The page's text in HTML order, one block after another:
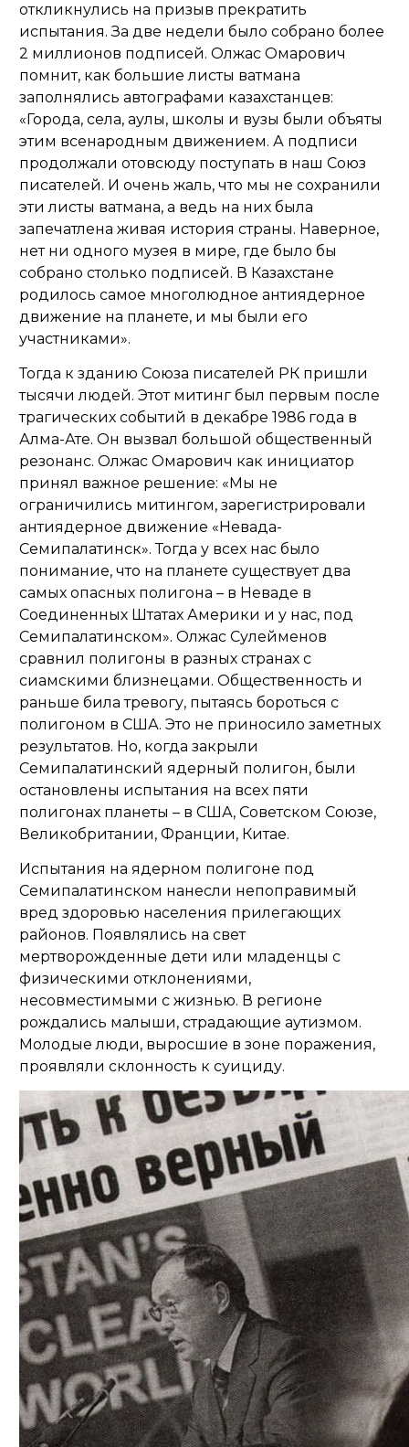
откликнулись на призыв прекратить
испытания. За две недели было собрано более
2 миллионов подписей. Олжас Омарович
помнит, как большие листы ватмана
заполнялись автографами казахстанцев:
«Города, села, аулы, школы и вузы были объяты
этим всенародным движением. А подписи
продолжали отовсюду поступать в наш Союз
писателей. И очень жаль, что мы не сохранили
эти листы ватмана, а ведь на них была
запечатлена живая история страны. Наверное,
нет ни одного музея в мире, где было бы
собрано столько подписей. В Казахстане
родилось самое многолюдное антиядерное
движение на планете, и мы были его
участниками».
Тогда к зданию Союза писателей РК пришли
тысячи людей. Этот митинг был первым после
трагических событий в декабре 1986 года в
Алма-Ате. Он вызвал большой общественный
резонанс. Олжас Омарович как инициатор
принял важное решение: «Мы не
ограничились митингом, зарегистрировали
антиядерное движение «Невада-
Семипалатинск». Тогда у всех нас было
понимание, что на планете существует два
самых опасных полигона – в Неваде в
Соединенных Штатах Америки и у нас, под
Семипалатинском». Олжас Сулейменов
сравнил полигоны в разных странах с
сиамскими близнецами. Общественность и
раньше била тревогу, пытаясь бороться с
полигоном в США. Это не приносило заметных
результатов. Но, когда закрыли
Семипалатинский ядерный полигон, были
остановлены испытания на всех пяти
полигонах планеты – в США, Советском Союзе,
Великобритании, Франции, Китае.
Испытания на ядерном полигоне под
Семипалатинском нанесли непоправимый
вред здоровью населения прилегающих
районов. Появлялись на свет
мертворожденные дети или младенцы с
физическими отклонениями,
несовместимыми с жизнью. В регионе
рождались малыши, страдающие аутизмом.
Молодые люди, выросшие в зоне поражения,
проявляли склонность к суициду.